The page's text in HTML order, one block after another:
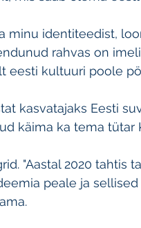
minu identiteedist,
rahvas on
eesti kultuuri poole
kasvatajaks Eesti
käima ka tema tütar
"Aastal 2020 tahtis
peale ja